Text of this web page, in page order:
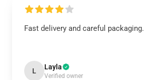
Fast delivery and careful packaging.
L Layla
Verified owner